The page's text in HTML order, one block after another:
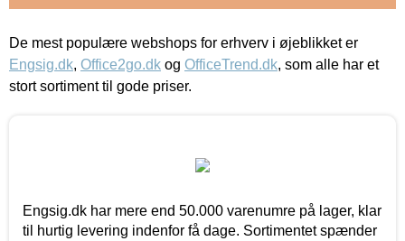
De mest populære webshops for erhverv i øjeblikket er
Engsig.dk, Office2go.dk og OfficeTrend.dk, som alle har et
stort sortiment til gode priser.
Engsig.dk har mere end 50.000 varenumre på lager, klar
til hurtig levering indenfor få dage. Sortimentet spænder